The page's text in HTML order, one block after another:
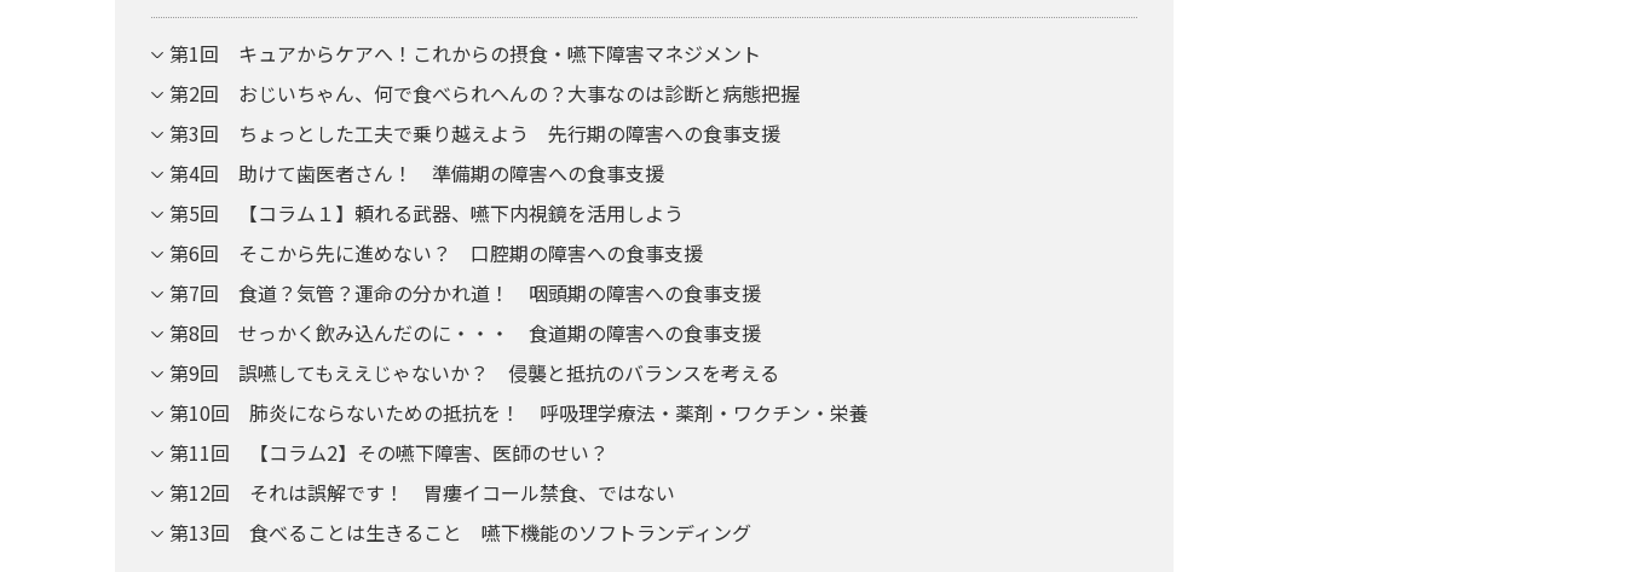
第1回 キュアからケアへ！これからの摂食・嚥下障害マネジメント
第2回 おじいちゃん、何で食べられへんの？大事なのは診断と病態把握
第3回 ちょっとした工夫で乗り越えよう 先行期の障害への食事支援
第4回 助けて歯医者さん！ 準備期の障害への食事支援
第5回 【コラム１】頼れる武器、嚥下内視鏡を活用しよう
第6回 そこから先に進めない？ 口腔期の障害への食事支援
第7回 食道？気管？運命の分かれ道！ 咽頭期の障害への食事支援
第8回 せっかく飲み込んだのに・・・ 食道期の障害への食事支援
第9回 誤嚥してもええじゃないか？ 侵襲と抵抗のバランスを考える
第10回 肺炎にならないための抵抗を！ 呼吸理学療法・薬剤・ワクチン・栄養
第11回 【コラム2】その嚥下障害、医師のせい？
第12回 それは誤解です！ 胃瘻イコール禁食、ではない
第13回 食べることは生きること 嚥下機能のソフトランディング